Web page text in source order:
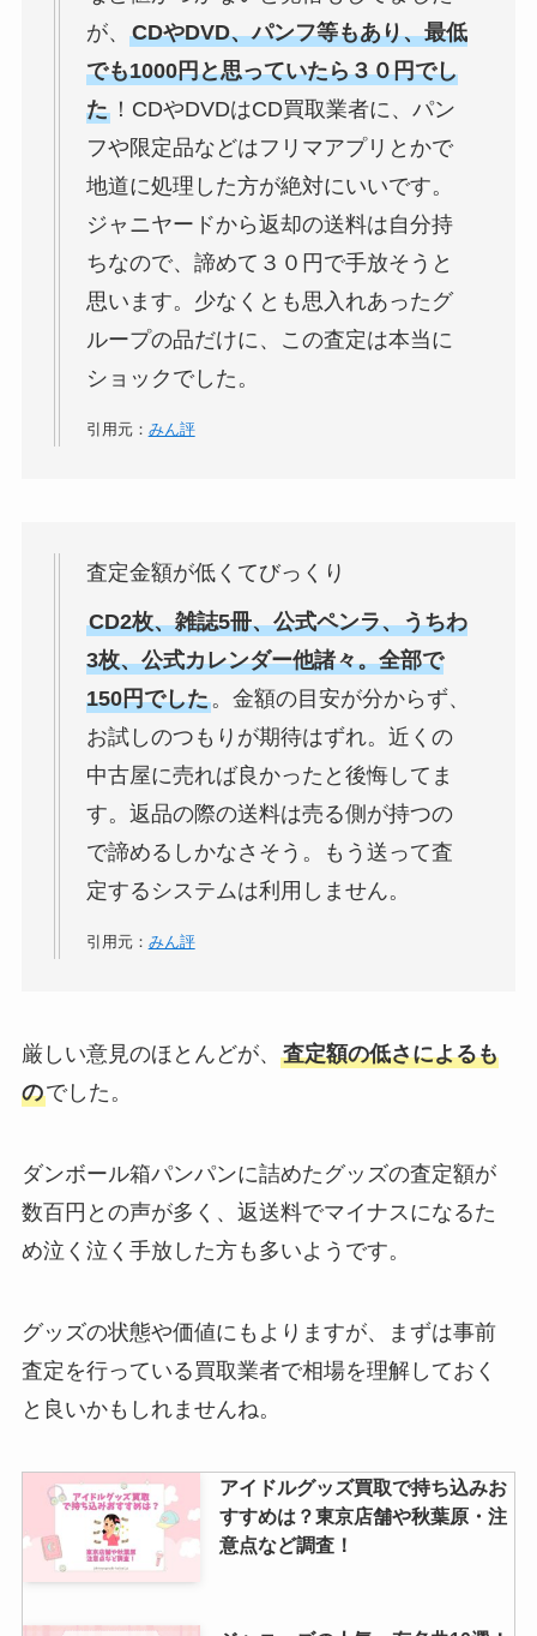
が、 CDやDVD、パンフ等もあり、最低
でも1000円と思っていたら３０円でし
た！CDやDVDはCD買取業者に、パン
フや限定品などはフリマアプリとかで
地道に処理した方が絶対にいいです。
ジャニヤードから返却の送料は自分持
ちなので、諦めて３０円で手放そうと
思います。少なくとも思入れあったグ
ループの品だけに、この査定は本当に
ショックでした。
引用元： みん評
査定金額が低くてびっくり
CD2枚、雑誌5冊、公式ペンラ、うちわ
3枚、公式カレンダー他諸々。全部で
150円でした。金額の目安が分からず、
お試しのつもりが期待はずれ。近くの
中古屋に売れば良かったと後悔してま
す。返品の際の送料は売る側が持つの
で諦めるしかなさそう。もう送って査
定するシステムは利用しません。
引用元： みん評
厳しい意見のほとんどが、 査定額の低さによるも
のでした。
ダンボール箱パンパンに詰めたグッズの査定額が
数百円との声が多く、返送料でマイナスになるた
め泣く泣く手放した方も多いようです。
グッズの状態や価値にもよりますが、まずは事前
査定を行っている買取業者で相場を理解しておく
と良いかもしれませんね。
アイドルグッズ買取で持ち込みお
すすめは？東京店舗や秋葉原・注
意点など調査！